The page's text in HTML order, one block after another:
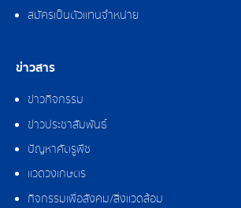
สมัครเป็นตัวแทนจำหน่าย
ข่าวสาร
ข่าวกิจกรรม
ข่าวประชาสัมพันธ์
ปัญหาศัตรูพืช
แวดวงเกษตร
กิจกรรมเพื่อสังคม/สิ่งแวดล้อม